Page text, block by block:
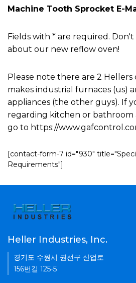
Machine Tooth Sprocket E-
Fields with * are required.
about our new reflow oven!
Please note there are 2
makes industrial furnaces (us)
appliances (the other guys). If
regarding kitchen or bathroom
go to https://
[contact-form-7 id="930"
Requirements"]
Heller Industries, Inc.
경기도 수원시 권선구 산업로
156번길 125-5